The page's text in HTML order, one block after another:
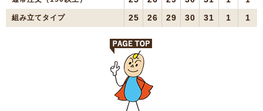
組み立てタイプ 25 26 29 30 31 1 1